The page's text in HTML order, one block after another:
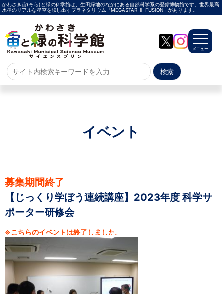
かわさき宙(そら)と緑の科学館は、生田緑地のなかにある自然科学系の登録博物館です。世界最高
水準のリアルな星空を映し出すプラネタリウム「MEGASTAR-Ⅲ FUSION」があります。
メニュー
ホーム
メガスターご紹介
投影メニュー
投影時間・料金
プラネタリウム解説員
イベント
当日参加
事前申込
その他
施設案内
自然体験
天文体験
フロア案内
屋外展示 D51形蒸気機関車
利用案内
開館時間・プラネタリウム投影時間・観覧料
カフェ・ショップ
アクセス・駐車場
科学館資料の特別利用料
団体利用予約
学校団体
幼稚園・保育園団体
一般団体
かわさき星空ウォッチング
出前科学実験教室
プラネタリウム一般団体貸切利用「星空自由空間」
科学館概要
イベント
募集期間終了
【じっくり学ぼう連続講座】2023年度 科学サ
ポーター研修会
※こちらのイベントは終了しました。